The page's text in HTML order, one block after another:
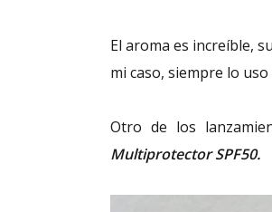
El aroma es increíble,
mi caso, siempre lo
Otro de los
Multiprotector SPF50.